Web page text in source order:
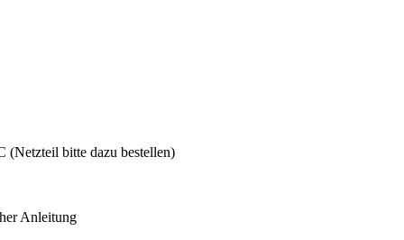
(Netzteil bitte dazu bestellen)
Anleitung